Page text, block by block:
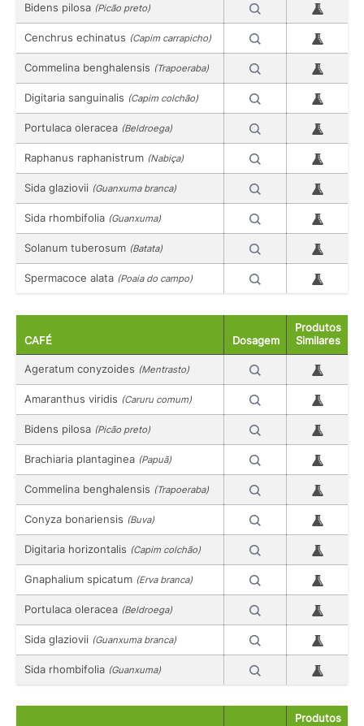
Bidens pilosa (Picão preto)
Cenchrus echinatus (Capim carrapicho)
Commelina benghalensis (Trapoeraba)
Digitaria sanguinalis (Capim colchão)
Portulaca oleracea (Beldroega)
Raphanus raphanistrum (Nabiça)
Sida glaziovii (Guanxuma branca)
Sida rhombifolia (Guanxuma)
Solanum tuberosum (Batata)
Spermacoce alata (Poaia do campo)
CAFÉ Dosagem
Produtos
Similares
Ageratum conyzoides (Mentrasto)
Amaranthus viridis (Caruru comum)
Bidens pilosa (Picão preto)
Brachiaria plantaginea (Papuã)
Commelina benghalensis (Trapoeraba)
Conyza bonariensis (Buva)
Digitaria horizontalis (Capim colchão)
Gnaphalium spicatum (Erva branca)
Portulaca oleracea (Beldroega)
Sida glaziovii (Guanxuma branca)
Sida rhombifolia (Guanxuma)
Produtos